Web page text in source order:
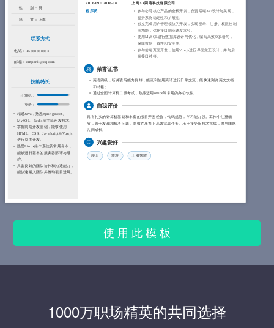
性 别： 男
籍 贯： 上海
联系方式
电话： 15888888884
邮箱： qmjianli@qq.com
技能特长
计算机：
英语：
精通Java，熟悉Spring Boot、
MySQL、Redis等主流开发技术。
掌握前端开发基础，能够使用
HTML、CSS、JavaScript及Vue.js
进行页面开发。
熟悉Linux操作系统及常用命令，
能够进行基本的服务器部署与维
护。
具备良好的团队协作和沟通能力，
能快速融入团队并推动项目进展。
2016-09 ~ 2018-08
程序员
上海XX网络科技有限公司
参与公司核心产品的全栈开发，负责后端API设计与实现，
提升系统稳定性和扩展性。
独立完成用户管理模块的开发，实现登录、注册、权限控制
等功能，优化接口响应速度30%。
使用MySQL进行数据库设计与优化，编写高效SQL语句，
保障数据一致性和安全性。
参与前端页面开发，使用Vue.js进行界面交互设计，并与后
端接口对接。
荣誉证书
英语四级，听说读写能力良好，能流利的用英语进行日常交流，能快速浏览英文文档
和书籍；
通过全国计算机二级考试，熟练运用office等常用的办公软件。
自我评价
具有扎实的计算机基础和丰富的项目开发经验，代码规范，学习能力强。工作中注重细
节，善于发现和解决问题，能够在压力下高效完成任务。乐于接受新技术挑战，愿与团队
共同成长。
兴趣爱好
爬山 旅游 王者荣耀
使 用 此 模 板
1000万职场精英的共同选择